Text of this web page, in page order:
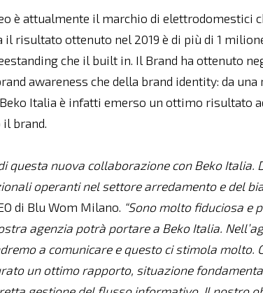
è attualmente il marchio di elettrodomestici
risultato ottenuto nel 2019 è di più di 1
che il built in. Il Brand ha ottenuto
awareness che della brand identity: da una
Italia è infatti emerso un ottimo risultato
il brand.
questa nuova collaborazione con Beko Italia.
operanti nel settore arredamento e del
di Blu Wom Milano. “Sono molto fiduciosa e
agenzia potrà portare a Beko Italia.
a comunicare e questo ci stimola molto.
un ottimo rapporto, situazione